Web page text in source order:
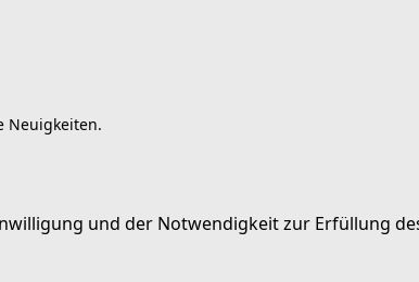
Neuigkeiten.
und der Notwendigkeit zur Erfüllung